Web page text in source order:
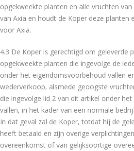
opgekweekte planten en alle vruchten
van Axia en houdt de Koper deze planten
voor Axia.
4.3 De Koper is gerechtigd om geleverde
opgekweekte planten die ingevolge de
onder het eigendomsvoorbehoud vallen
wederverkoop, alsmede geoogste
die ingevolge lid 2 van dit artikel onder
vallen, in het kader van een normale
In dat geval zal de Koper, totdat hij de
heeft betaald en zijn overige
overeenkomst of van gelijksoortige